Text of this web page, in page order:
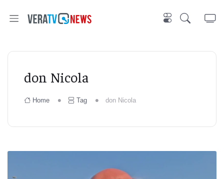
don Nicola
Home Tag don Nicola